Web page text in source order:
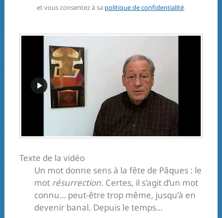
et vous consentez à sa politique de confidentialité.
Texte de la vidéo
Un mot donne sens à la fête de Pâques : le
mot résurrection. Certes, il s’agit d’un mot
connu… peut-être trop même, jusqu’à en
devenir banal. Depuis le temps…